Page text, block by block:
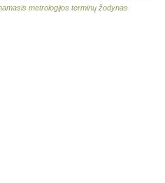
metrologijos terminų žodynas